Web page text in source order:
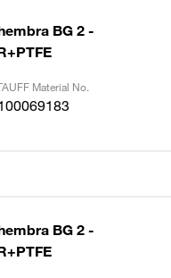
BG 2 -
Material No.
BG 2 -